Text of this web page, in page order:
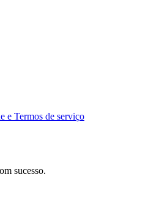
e Termos de serviço
sucesso.